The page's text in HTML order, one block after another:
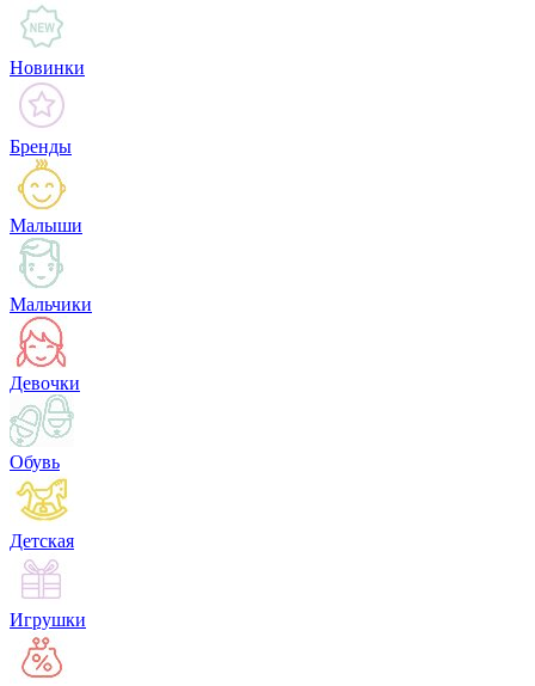
Новинки
Бренды
Малыши
Мальчики
Девочки
Обувь
Детская
Игрушки